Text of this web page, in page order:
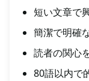
短い文章で
簡潔で明確
読者の関心
80語以内で